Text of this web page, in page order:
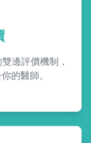
邊評價機制，
的醫師。